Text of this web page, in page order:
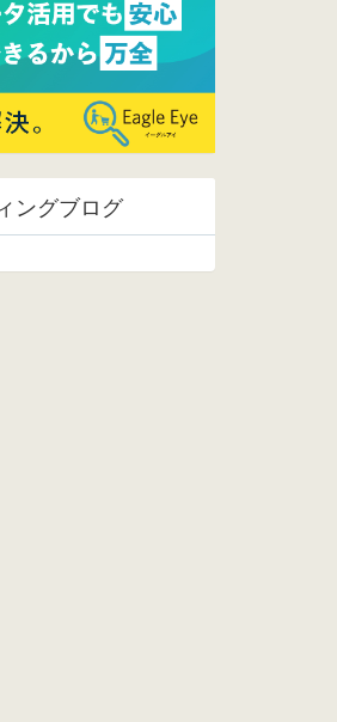
ージを開設しました。
ら。
トリリースしました。
ングブログ